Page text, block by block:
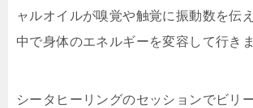
ャルオイルが嗅覚や触覚に振動数を伝
中で身体のエネルギーを変容して行きま
シータヒーリングのセッションでビリ